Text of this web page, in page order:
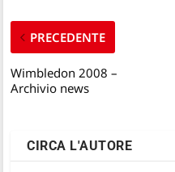
PRECEDENTE
Wimbledon 2008 –
Archivio news
CIRCA L'AUTORE